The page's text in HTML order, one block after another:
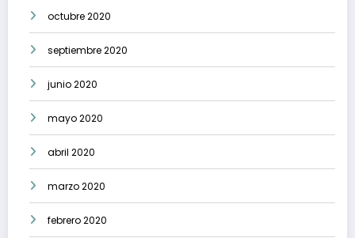
octubre 2020
septiembre 2020
junio 2020
mayo 2020
abril 2020
marzo 2020
febrero 2020